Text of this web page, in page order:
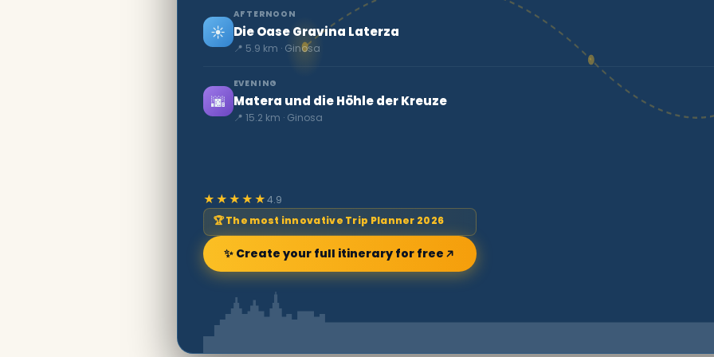
☀️
AFTERNOON
Die Oase Gravina Laterza
📍 5.9 km · Ginosa
🌆
EVENING
Matera und die Höhle der Kreuze
📍 15.2 km · Ginosa
★★★★★4.9
🏆 The most innovative Trip Planner 2026
✨ Create your full itinerary for free